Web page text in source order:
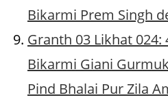
Bikarmi Prem Singh
Granth 03 Likhat 024:
Bikarmi Giani
Pind Bhalai Pur Zila